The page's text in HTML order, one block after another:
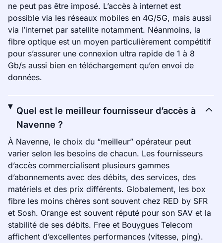
ne peut pas être imposé. L’accès à internet est
possible via les réseaux mobiles en 4G/5G, mais aussi
via l’internet par satellite notamment. Néanmoins, la
fibre optique est un moyen particulièrement compétitif
pour s’assurer une connexion ultra rapide de 1 à 8
Gb/s aussi bien en téléchargement qu’en envoi de
données.
Quel est le meilleur fournisseur d’accès à
Navenne ?
À Navenne, le choix du “meilleur” opérateur peut
varier selon les besoins de chacun. Les fournisseurs
d’accès commercialisent plusieurs gammes
d’abonnements avec des débits, des services, des
matériels et des prix différents. Globalement, les box
fibre les moins chères sont souvent chez RED by SFR
et Sosh. Orange est souvent réputé pour son SAV et la
stabilité de ses débits. Free et Bouygues Telecom
affichent d’excellentes performances (vitesse, ping).